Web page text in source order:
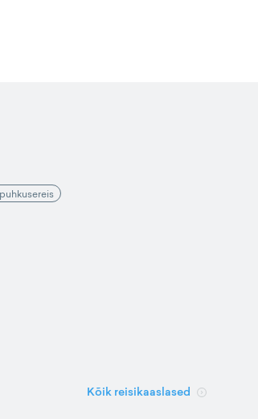
Kõik reisikaaslased